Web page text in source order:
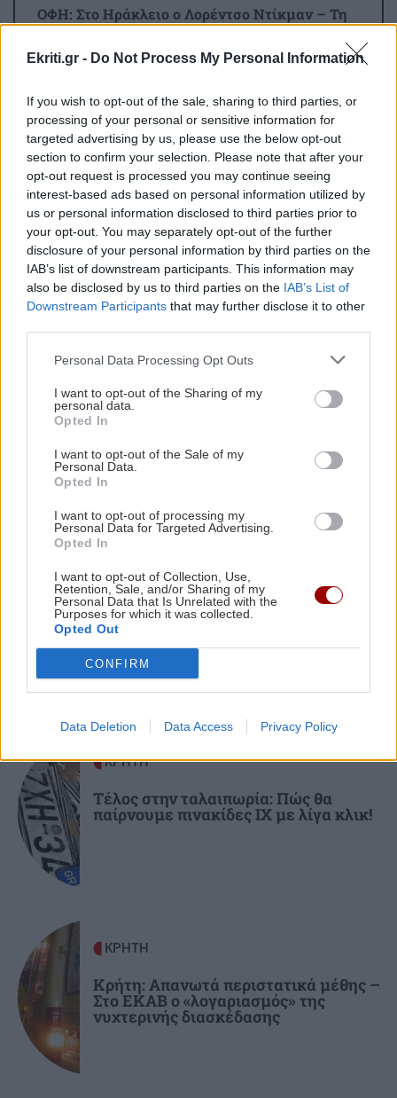
Ekriti.gr - Do Not Process My Personal Information
If you wish to opt-out of the sale, sharing to third parties, or
processing of your personal or sensitive information for
targeted advertising by us, please use the below opt-out
section to confirm your selection. Please note that after your
opt-out request is processed you may continue seeing
interest-based ads based on personal information utilized by
us or personal information disclosed to third parties prior to
your opt-out. You may separately opt-out of the further
disclosure of your personal information by third parties on the
IAB’s list of downstream participants. This information may
also be disclosed by us to third parties on the IAB’s List of
Downstream Participants that may further disclose it to other
Personal Data Processing Opt Outs
I want to opt-out of the Sharing of my
personal data.
Opted In
I want to opt-out of the Sale of my
Personal Data.
Opted In
I want to opt-out of processing my
Personal Data for Targeted Advertising.
Opted In
I want to opt-out of Collection, Use,
Retention, Sale, and/or Sharing of my
Personal Data that Is Unrelated with the
Purposes for which it was collected.
Opted Out
CONFIRM
Data Deletion Data Access Privacy Policy
ΟΦΗ: Στο Ηράκλειο ο Λορέντσο Ντίκμαν – Τη
Τέλος στην ταλαιπωρία: Πώς θα παίρνουμε
πινακίδες ΙΧ με λίγα κλικ!
11:34
ΚΡΗΤΗ
Κρήτη: Απανωτά περιστατικά μέθης – Στο
ΕΚΑΒ ο «λογαριασμός» της νυχτερινής
διασκέδασης
11:28
ΑΘΛΗΤΙΚΑ
«Γκέλα» για τη Σπόρτινγκ παρά το γκολ του
Φώτη Ιωαννίδη (βίντεο)
11:23
ΚΡΗΤΗ
Πού χτυπά η καρδιά του Δεκαπενταύγουστου
11:21
ΑΘΛΗΤΙΚΑ
Παγκόσμιο στίβου Κ20: Η Ρούσσου κατέκτησε
ΠΟΛΙΤΙΚΗ
ΠΑΣΟΚ: "Δεν θα παραδώσουμε την πολιτική
μας αυτονομία"
Αργυρός - Νίκα: Οι καλοκαιρινές στιγμές με τα
δύο παιδιά τους πάνω στο γιοτ
10:48
ΚΡΗΤΗ
Ηράκλειο: Δύο συλλήψεις για ναρκωτικά –
Κατασχέθηκε σχεδόν μισό κιλό κάνναβης
Η εβδομαδιαία ανασκόπηση Καλοκαιρινού –
Στο επίκεντρο σχολεία, έργα και θερμική
προστασία
Όλες οι ειδήσεις
ΠΕΡΙΣΣΟΤΕΡΑ
ΑΘΛΗΤΙΚΑ
ΟΦΗ: Στο Ηράκλειο ο Λορέντσο
Ντίκμαν – Τη Δευτέρα οι εξετάσεις
και οι υπογραφές
ΚΡΗΤΗ
Τέλος στην ταλαιπωρία: Πώς θα
παίρνουμε πινακίδες ΙΧ με λίγα κλικ!
ΚΡΗΤΗ
Κρήτη: Απανωτά περιστατικά μέθης –
Στο ΕΚΑΒ ο «λογαριασμός» της
νυχτερινής διασκέδασης